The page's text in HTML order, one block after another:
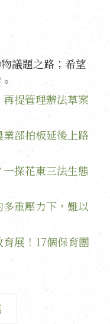
議題之路；希望
提管理辦法草案
部拍板延後上路
探花東三法生態
重壓力下，難以
育展！17個保育團